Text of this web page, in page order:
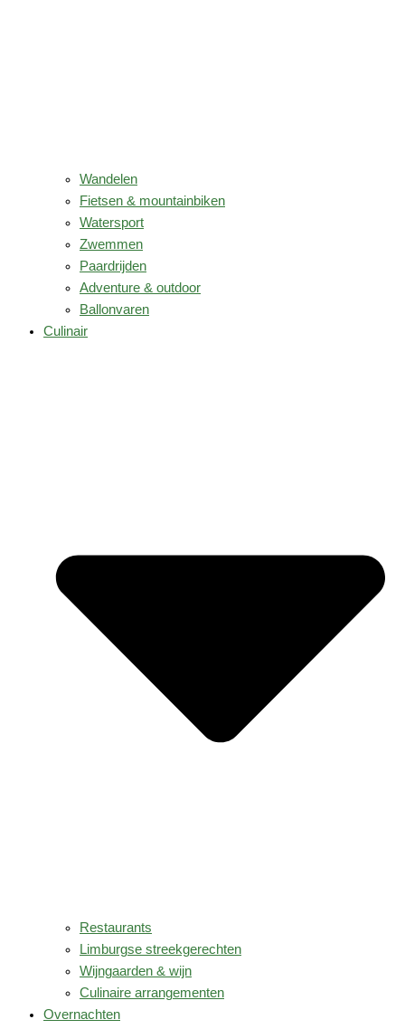
Wandelen
Fietsen & mountainbiken
Watersport
Zwemmen
Paardrijden
Adventure & outdoor
Ballonvaren
Culinair
Restaurants
Limburgse streekgerechten
Wijngaarden & wijn
Culinaire arrangementen
Overnachten